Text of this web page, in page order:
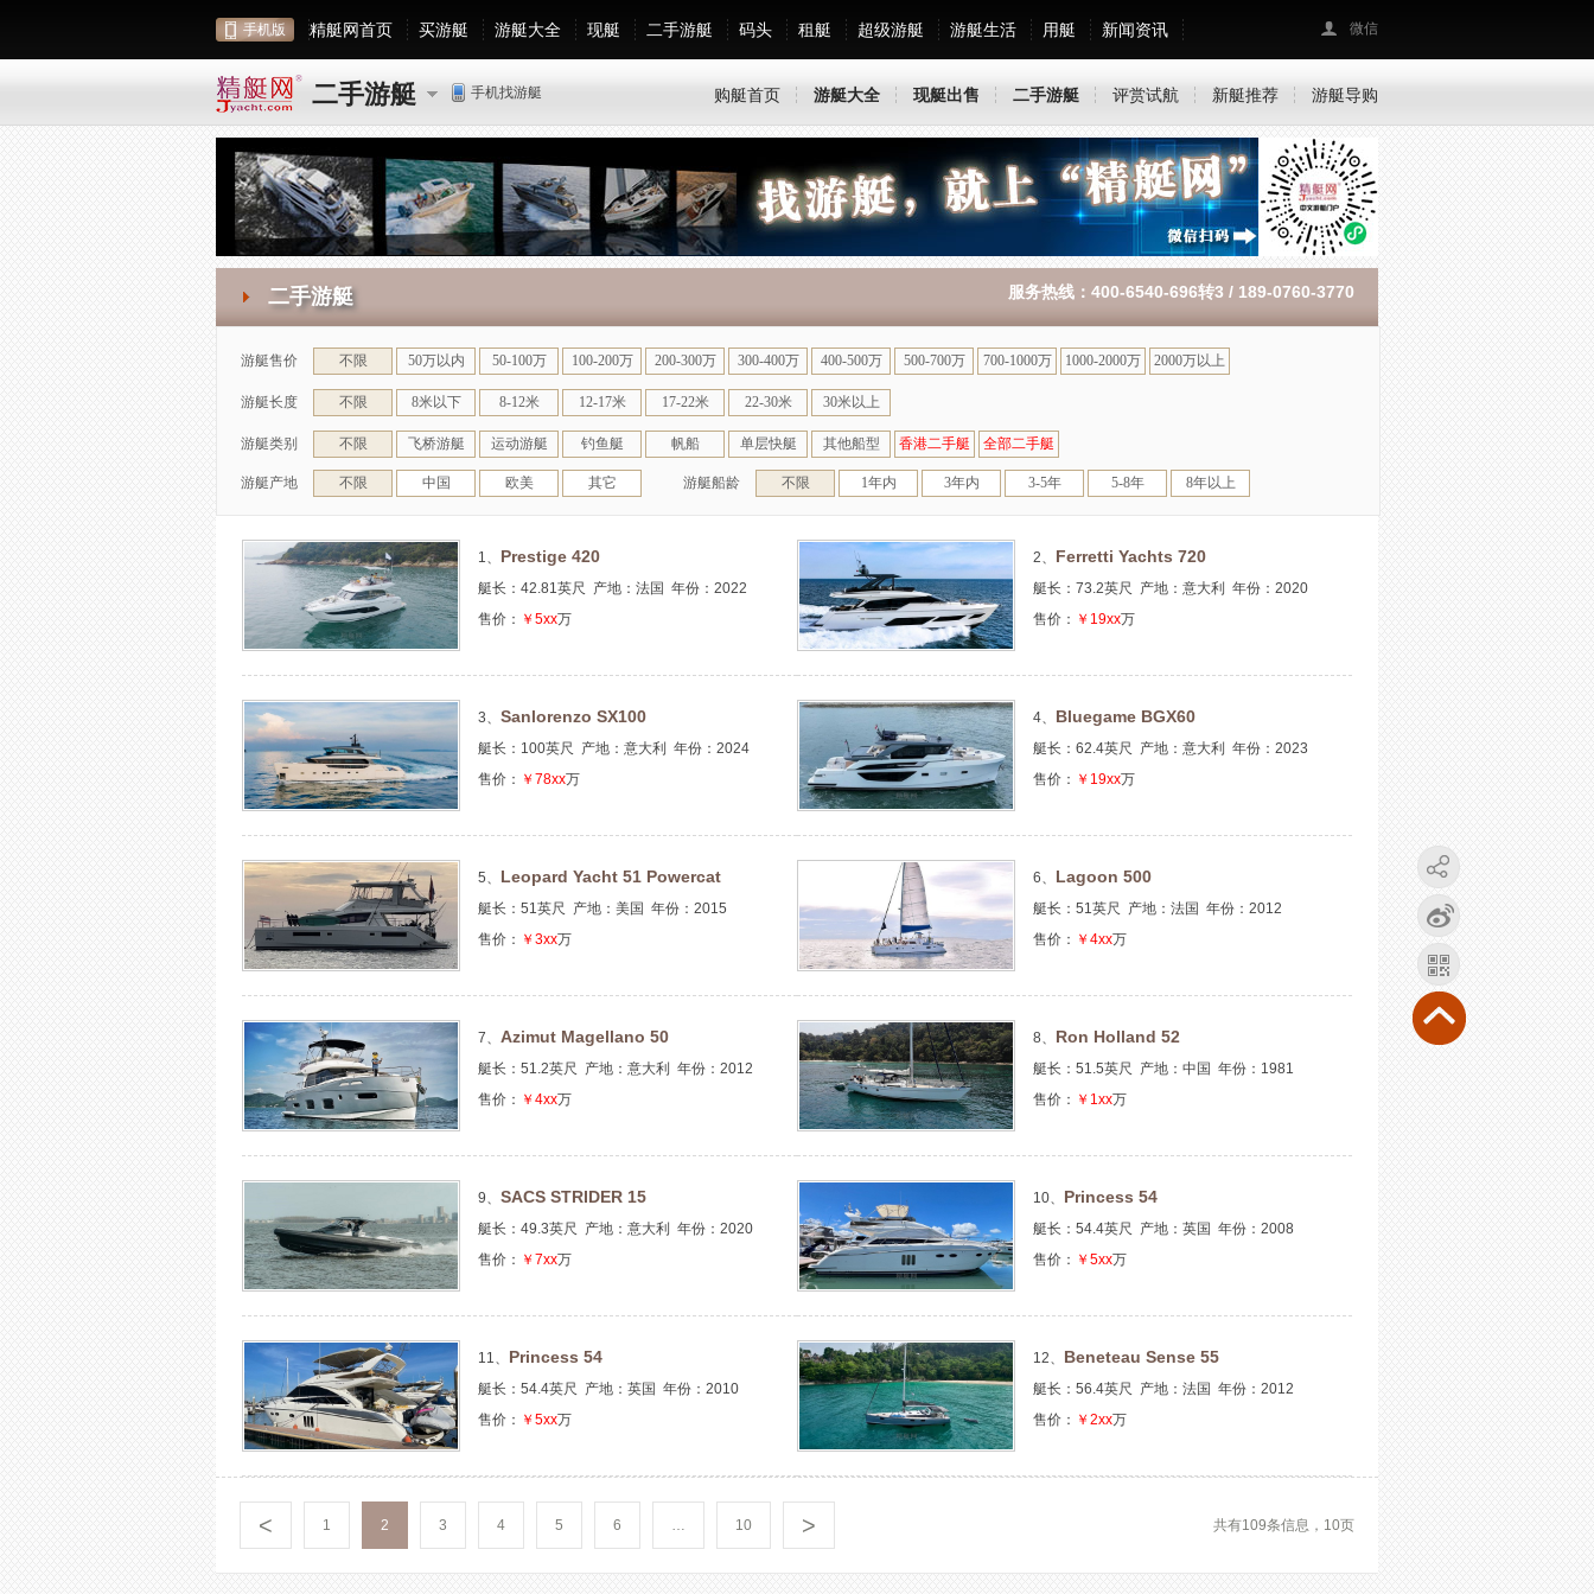
手机版 精艇网首页 买游艇 游艇大全 现艇 二手游艇 码头 租艇 超级游艇 游艇生活 用艇 新闻资讯 微信
二手游艇 手机找游艇 购艇首页 游艇大全 现艇出售 二手游艇 评赏试航 新艇推荐 游艇导购
二手游艇 服务热线：400-6540-696转3 / 189-0760-3770
游艇售价 不限 50万以内 50-100万 100-200万 200-300万 300-400万 400-500万 500-700万 700-1000万 1000-2000万 2000万以上
游艇长度 不限 8米以下 8-12米 12-17米 17-22米 22-30米 30米以上
游艇类别 不限 飞桥游艇 运动游艇 钓鱼艇 帆船 单层快艇 其他船型 香港二手艇 全部二手艇
游艇产地 不限 中国 欧美 其它 游艇船龄 不限 1年内 3年内 3-5年 5-8年 8年以上
1、 Prestige 420
艇长：42.81英尺 产地：法国 年份：2022
售价： ￥5xx万
2、 Ferretti Yachts 720
艇长：73.2英尺 产地：意大利 年份：2020
售价： ￥19xx万
3、 Sanlorenzo SX100
艇长：100英尺 产地：意大利 年份：2024
售价： ￥78xx万
4、 Bluegame BGX60
艇长：62.4英尺 产地：意大利 年份：2023
售价： ￥19xx万
5、 Leopard Yacht 51 Powercat
艇长：51英尺 产地：美国 年份：2015
售价： ￥3xx万
6、 Lagoon 500
艇长：51英尺 产地：法国 年份：2012
售价： ￥4xx万
7、 Azimut Magellano 50
艇长：51.2英尺 产地：意大利 年份：2012
售价： ￥4xx万
8、 Ron Holland 52
艇长：51.5英尺 产地：中国 年份：1981
售价： ￥1xx万
9、 SACS STRIDER 15
艇长：49.3英尺 产地：意大利 年份：2020
售价： ￥7xx万
10、 Princess 54
艇长：54.4英尺 产地：英国 年份：2008
售价： ￥5xx万
11、 Princess 54
艇长：54.4英尺 产地：英国 年份：2010
售价： ￥5xx万
12、 Beneteau Sense 55
艇长：56.4英尺 产地：法国 年份：2012
售价： ￥2xx万
< 1 2 3 4 5 6 … 10 > 共有109条信息，10页